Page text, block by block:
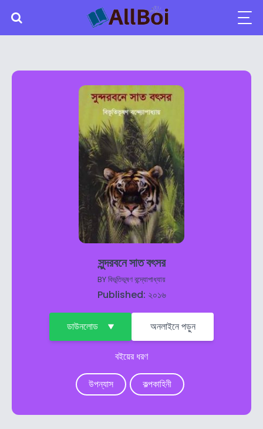
সুন্দরবনে সাত বৎসর
BYবিভূতিভূষণ বন্দ্যোপাধ্যায়
Published: ২০১৬
ডাউনলোড অনলাইনে পড়ুন
বইয়ের ধরণ
উপন্যাস কল্পকাহিনী